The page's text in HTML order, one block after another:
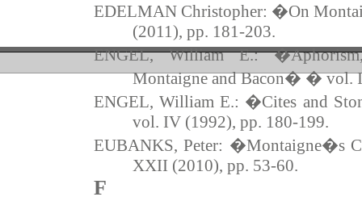
EDELMAN Christopher: �On
(2011), pp. 181-203.
ENGEL, William E.:
Montaigne and Bacon� � vol.
ENGEL, William E.: �Cites and
vol. IV (1992), pp. 180-199.
EUBANKS, Peter: �Montaigne�s
XXII (2010), pp. 53-60.
F